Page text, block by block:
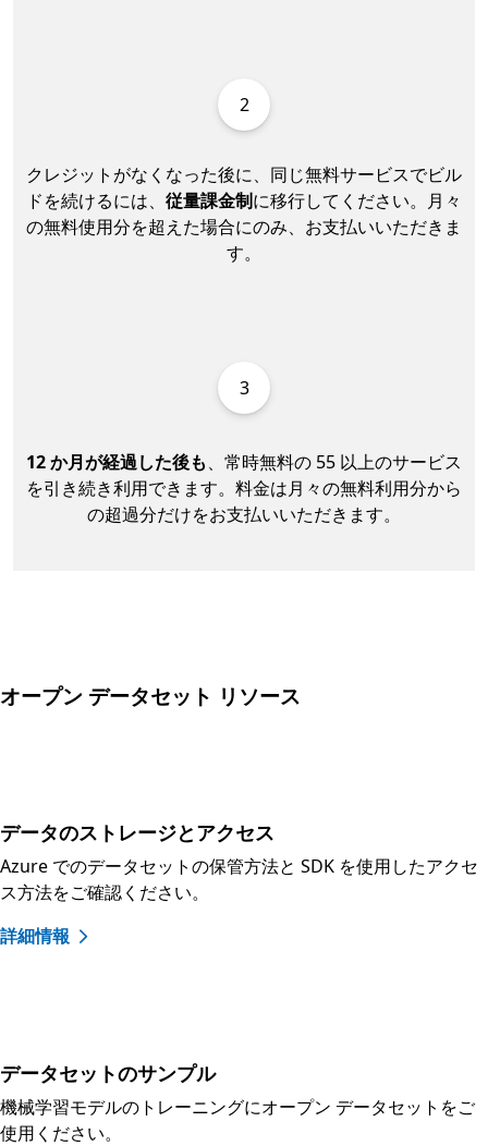
2
クレジットがなくなった後に、同じ無料サービスでビル
ドを続けるには、 従量課金制に移行してください。月々
の無料使用分を超えた場合にのみ、お支払いいただきま
す。
3
12 か月が経過した後も、常時無料の 55 以上のサービス
を引き続き利用できます。料金は月々の無料利用分から
の超過分だけをお支払いいただきます。
オープン データセット リソース
データのストレージとアクセス
Azure でのデータセットの保管方法と SDK を使用したアクセ
ス方法をご確認ください。
詳細情報
データセットのサンプル
機械学習モデルのトレーニングにオープン データセットをご
使用ください。